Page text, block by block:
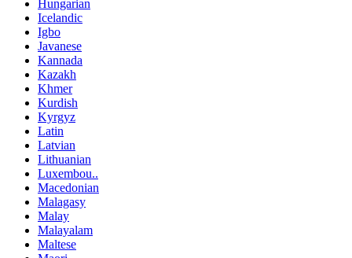
Hungarian
Icelandic
Igbo
Javanese
Kannada
Kazakh
Khmer
Kurdish
Kyrgyz
Latin
Latvian
Lithuanian
Luxembou..
Macedonian
Malagasy
Malay
Malayalam
Maltese